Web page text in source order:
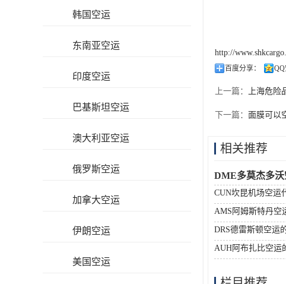
http://
百度分享： QQ
上一篇： 上海危
下一篇： 面膜可以
相关推荐
DME多莫杰多
CUN坎昆机场空运
AMS阿姆斯特丹空
DRS德雷斯顿空运
AUH阿布扎比空运
韩国空运
东南亚空运
印度空运
巴基斯坦空运
澳大利亚空运
俄罗斯空运
加拿大空运
伊朗空运
美国空运